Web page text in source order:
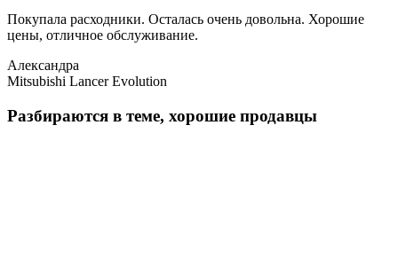
Покупала расходники. Осталась очень довольна. Хорошие
цены, отличное обслуживание.
Александра
Mitsubishi Lancer Evolution
Разбираются в теме, хорошие продавцы